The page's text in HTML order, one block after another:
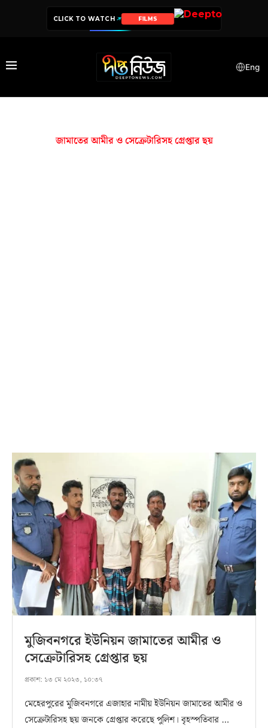
CLICK TO WATCH FILMS
Eng
জামাতের আমীর ও সেক্রেটারিসহ গ্রেপ্তার ছয়
মুজিবনগরে ইউনিয়ন জামাতের আমীর ও
সেক্রেটারিসহ গ্রেপ্তার ছয়
প্রকাশ: ১৩ মে ২০২৩, ১০:৩৭
মেহেরপুরের মুজিবনগরে এজাহার নামীয় ইউনিয়ন জামাতের আমীর ও
সেক্রেটারিসহ ছয় জনকে গ্রেপ্তার করেছে পুলিশ। বৃহস্পতিবার …